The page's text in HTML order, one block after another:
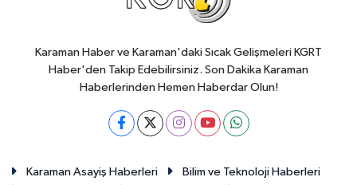
Karaman Haber ve Karaman'daki Sıcak Gelişmeleri KGRT
Haber'den Takip Edebilirsiniz. Son Dakika Karaman
Haberlerinden Hemen Haberdar Olun!
Karaman Asayiş Haberleri
Bilim ve Teknoloji Haberleri